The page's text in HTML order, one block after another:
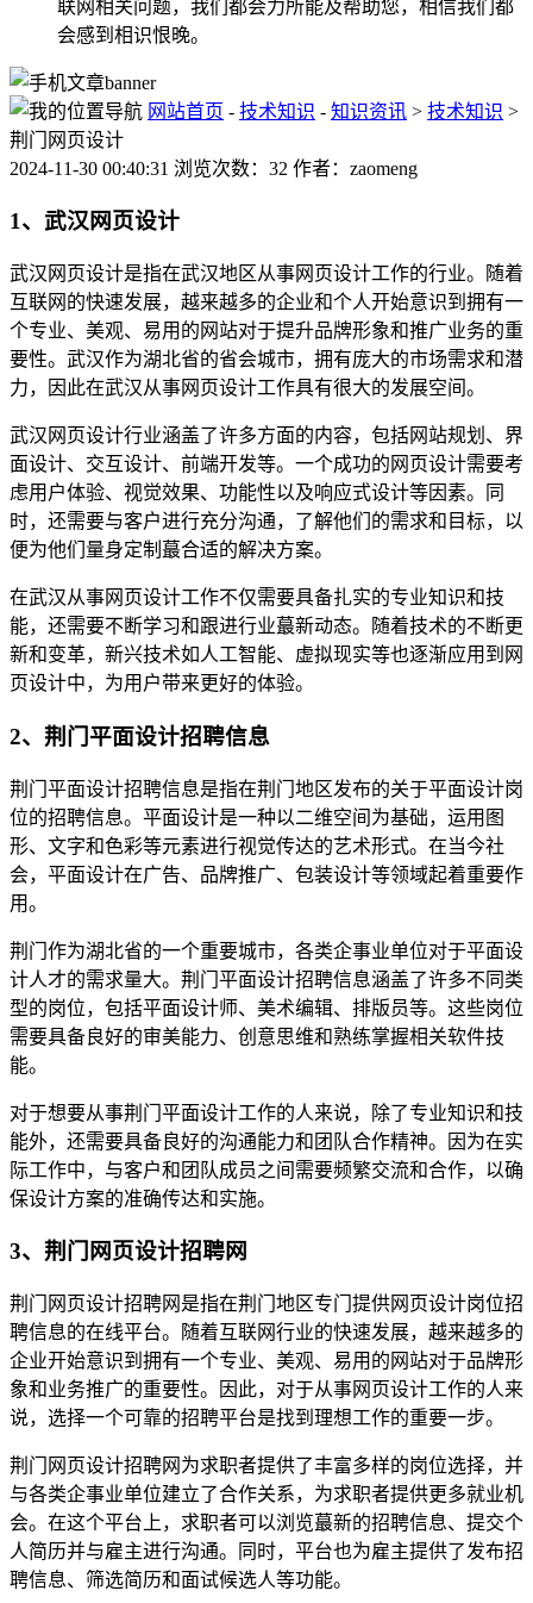
联网相关问题，我们都会力所能及帮助您，相信我们都
会感到相识恨晚。
网站首页 - 技术知识 - 知识资讯 > 技术知识 >
荆门网页设计
2024-11-30 00:40:31 浏览次数：32 作者：zaomeng
1、武汉网页设计
武汉网页设计是指在武汉地区从事网页设计工作的行业。随着
互联网的快速发展，越来越多的企业和个人开始意识到拥有一
个专业、美观、易用的网站对于提升品牌形象和推广业务的重
要性。武汉作为湖北省的省会城市，拥有庞大的市场需求和潜
力，因此在武汉从事网页设计工作具有很大的发展空间。
武汉网页设计行业涵盖了许多方面的内容，包括网站规划、界
面设计、交互设计、前端开发等。一个成功的网页设计需要考
虑用户体验、视觉效果、功能性以及响应式设计等因素。同
时，还需要与客户进行充分沟通，了解他们的需求和目标，以
便为他们量身定制蕞合适的解决方案。
在武汉从事网页设计工作不仅需要具备扎实的专业知识和技
能，还需要不断学习和跟进行业蕞新动态。随着技术的不断更
新和变革，新兴技术如人工智能、虚拟现实等也逐渐应用到网
页设计中，为用户带来更好的体验。
2、荆门平面设计招聘信息
荆门平面设计招聘信息是指在荆门地区发布的关于平面设计岗
位的招聘信息。平面设计是一种以二维空间为基础，运用图
形、文字和色彩等元素进行视觉传达的艺术形式。在当今社
会，平面设计在广告、品牌推广、包装设计等领域起着重要作
用。
荆门作为湖北省的一个重要城市，各类企事业单位对于平面设
计人才的需求量大。荆门平面设计招聘信息涵盖了许多不同类
型的岗位，包括平面设计师、美术编辑、排版员等。这些岗位
需要具备良好的审美能力、创意思维和熟练掌握相关软件技
能。
对于想要从事荆门平面设计工作的人来说，除了专业知识和技
能外，还需要具备良好的沟通能力和团队合作精神。因为在实
际工作中，与客户和团队成员之间需要频繁交流和合作，以确
保设计方案的准确传达和实施。
3、荆门网页设计招聘网
荆门网页设计招聘网是指在荆门地区专门提供网页设计岗位招
聘信息的在线平台。随着互联网行业的快速发展，越来越多的
企业开始意识到拥有一个专业、美观、易用的网站对于品牌形
象和业务推广的重要性。因此，对于从事网页设计工作的人来
说，选择一个可靠的招聘平台是找到理想工作的重要一步。
荆门网页设计招聘网为求职者提供了丰富多样的岗位选择，并
与各类企事业单位建立了合作关系，为求职者提供更多就业机
会。在这个平台上，求职者可以浏览蕞新的招聘信息、提交个
人简历并与雇主进行沟通。同时，平台也为雇主提供了发布招
聘信息、筛选简历和面试候选人等功能。